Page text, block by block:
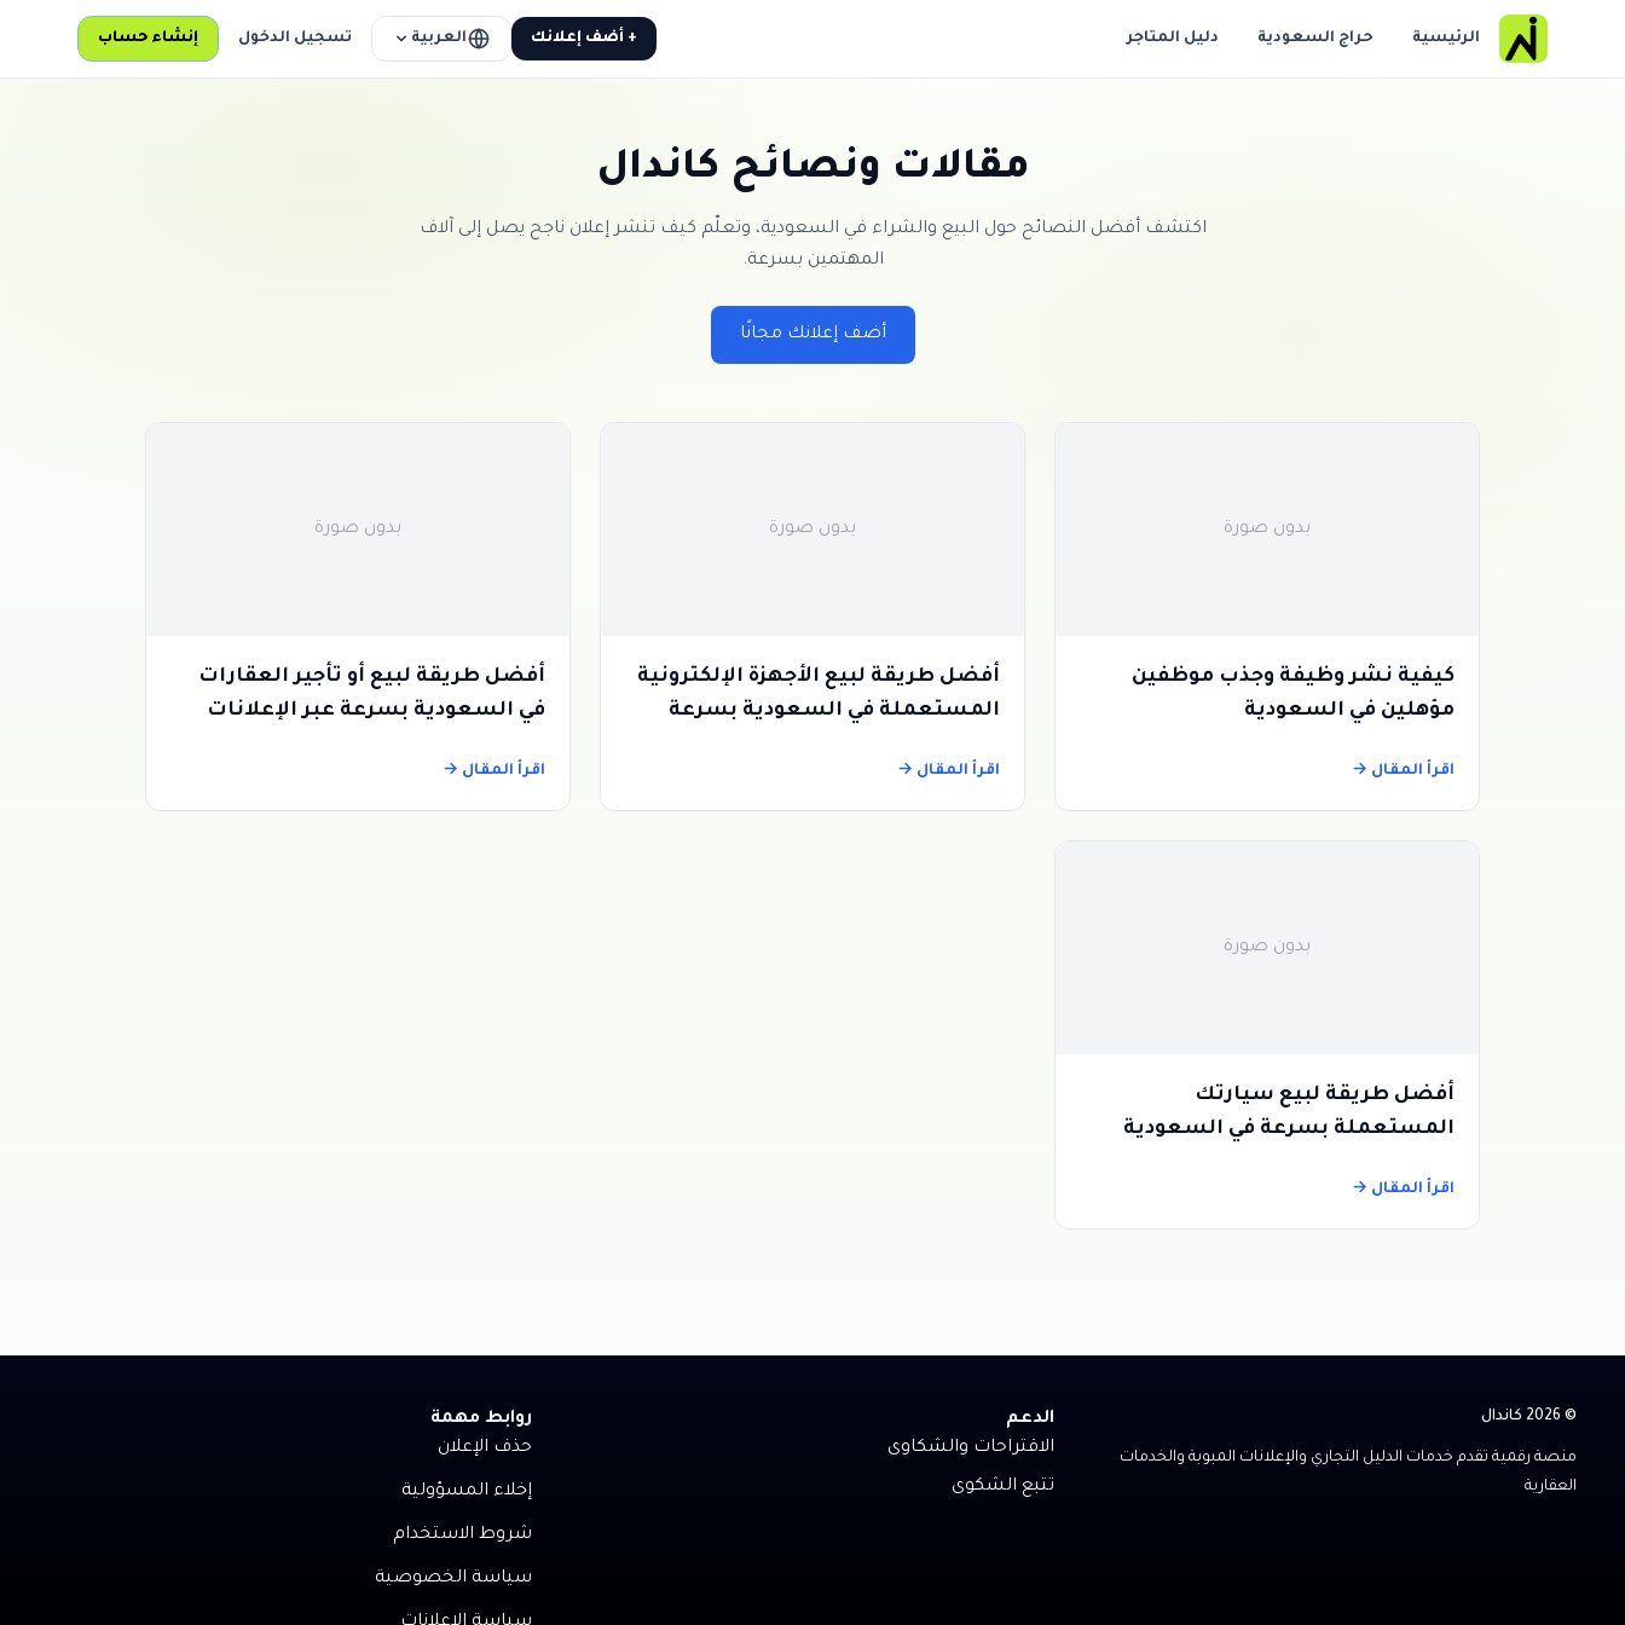
الرئيسية حراج السعودية دليل المتاجر + أضف إعلانك العربية تسجيل الدخول إنشاء حساب
مقالات ونصائح كاندال
اكتشف أفضل النصائح حول البيع والشراء في السعودية، وتعلّم كيف تنشر إعلان ناجح يصل إلى آلاف
المهتمين بسرعة.
أضف إعلانك مجانًا
بدون صورة
كيفية نشر وظيفة وجذب موظفين
مؤهلين في السعودية
اقرأ المقال →
بدون صورة
أفضل طريقة لبيع الأجهزة الإلكترونية
المستعملة في السعودية بسرعة
اقرأ المقال →
بدون صورة
أفضل طريقة لبيع أو تأجير العقارات
في السعودية بسرعة عبر الإعلانات
اقرأ المقال →
بدون صورة
أفضل طريقة لبيع سيارتك
المستعملة بسرعة في السعودية
اقرأ المقال →
© 2026 كاندال
منصة رقمية تقدم خدمات الدليل التجاري والإعلانات المبوبة والخدمات
العقارية
الدعم
الاقتراحات والشكاوى
تتبع الشكوى
روابط مهمة
حذف الإعلان
إخلاء المسؤولية
شروط الاستخدام
سياسة الخصوصية